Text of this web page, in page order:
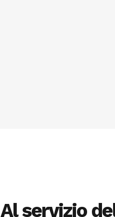
Al servizio